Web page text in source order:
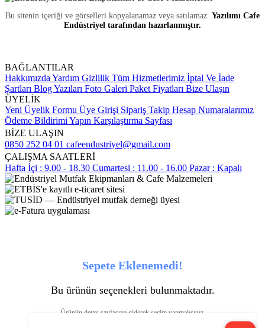
Bu sitenin içeriği ve görselleri kopyalanamaz veya satılamaz. Yazılımı Cafe
Endüstriyel tarafından hazırlanmıştır.
BAĞLANTILAR
Hakkımızda Yardım Gizlilik Tüm Hizmetlerimiz İptal Ve İade
Şartları Blog Yazıları Foto Galeri Paket Fiyatları Bize Ulaşın
ÜYELİK
Yeni Üyelik Formu Üye Girişi Sipariş Takip Hesap Numaralarımız
Ödeme Bildirimi Yapın Karşılaştırma Sayfası
BİZE ULAŞIN
0850 252 04 01 cafeendustriyel@gmail.com
ÇALIŞMA SAATLERİ
Hafta İçi : 9.00 - 18.30 Cumartesi : 11.00 - 16.00 Pazar : Kapalı
Sepete Eklenemedi!
Bu ürünün seçenekleri bulunmaktadır.
Ürünün detay sayfasına giderek seçim yapmalısınız.